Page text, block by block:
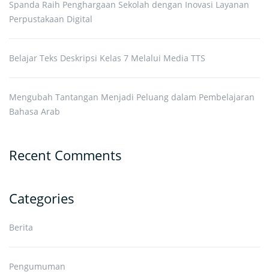
Spanda Raih Penghargaan Sekolah dengan Inovasi Layanan
Perpustakaan Digital
Belajar Teks Deskripsi Kelas 7 Melalui Media TTS
Mengubah Tantangan Menjadi Peluang dalam Pembelajaran
Bahasa Arab
Recent Comments
Categories
Berita
Pengumuman